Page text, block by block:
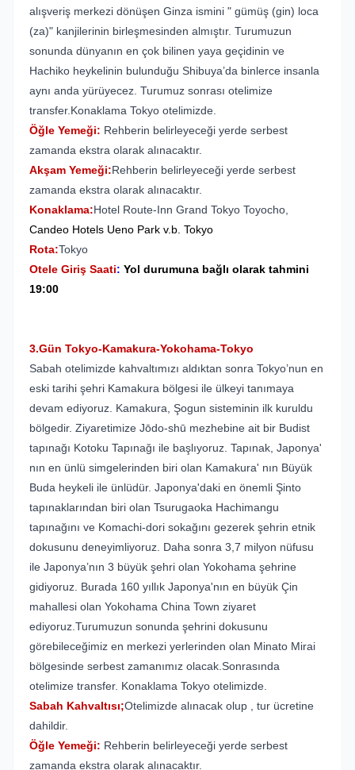
alışveriş merkezi dönüşen Ginza ismini " gümüş (gin) loca
(za)" kanjilerinin birleşmesinden almıştır. Turumuzun
sonunda dünyanın en çok bilinen yaya geçidinin ve
Hachiko heykelinin bulunduğu Shibuya’da binlerce insanla
aynı anda yürüyecez. Turumuz sonrası otelimize
transfer.Konaklama Tokyo otelimizde.
Öğle Yemeği: Rehberin belirleyeceği yerde serbest
zamanda ekstra olarak alınacaktır.
Akşam Yemeği:Rehberin belirleyeceği yerde serbest
zamanda ekstra olarak alınacaktır.
Konaklama:Hotel Route-Inn Grand Tokyo Toyocho,
Candeo Hotels Ueno Park v.b. Tokyo
Rota:Tokyo
Otele Giriş Saati: Yol durumuna bağlı olarak tahmini
19:00
3.Gün Tokyo-Kamakura-Yokohama-Tokyo
Sabah otelimizde kahvaltımızı aldıktan sonra Tokyo’nun en
eski tarihi şehri Kamakura bölgesi ile ülkeyi tanımaya
devam ediyoruz. Kamakura, Şogun sisteminin ilk kuruldu
bölgedir. Ziyaretimize Jōdo-shū mezhebine ait bir Budist
tapınağı Kotoku Tapınağı ile başlıyoruz. Tapınak, Japonya'
nın en ünlü simgelerinden biri olan Kamakura' nın Büyük
Buda heykeli ile ünlüdür. Japonya'daki en önemli Şinto
tapınaklarından biri olan Tsurugaoka Hachimangu
tapınağını ve Komachi-dori sokağını gezerek şehrin etnik
dokusunu deneyimliyoruz. Daha sonra 3,7 milyon nüfusu
ile Japonya’nın 3 büyük şehri olan Yokohama şehrine
gidiyoruz. Burada 160 yıllık Japonya'nın en büyük Çin
mahallesi olan Yokohama China Town ziyaret
ediyoruz.Turumuzun sonunda şehrini dokusunu
görebileceğimiz en merkezi yerlerinden olan Minato Mirai
bölgesinde serbest zamanımız olacak.Sonrasında
otelimize transfer. Konaklama Tokyo otelimizde.
Sabah Kahvaltısı;Otelimizde alınacak olup , tur ücretine
dahildir.
Öğle Yemeği: Rehberin belirleyeceği yerde serbest
zamanda ekstra olarak alınacaktır.